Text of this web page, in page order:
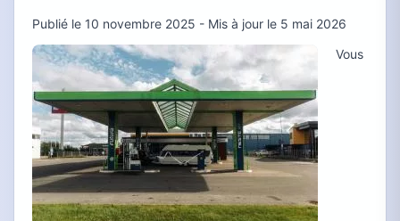
Publié le 10 novembre 2025 - Mis à jour le 5 mai 2026
Vous